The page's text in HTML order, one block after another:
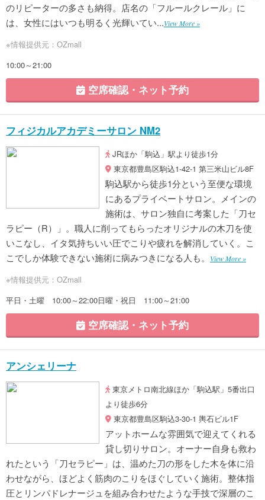
のリピーターの多さも納得。店名の「フルールクレール」に
は、女性にはいつも明るく光輝いてい...View More »
※情報提供元：OZmall
10:00～21:00
空席確認・ネット予約
フィジカルアカデミーサロン NM2
JRほか「駒込」駅より徒歩1分
東京都豊島区駒込1-42-1 第三米山ビル8F
駒込駅から徒歩1分という至便な環境
にあるプライベートサロン。メインの
施術は、サロン独自に考案した「刀セ
ラピー（R）」。職人に削ってもらったオリジナルの木刀を使
いこなし、イタ気持ちいい圧でこりや疲れを解消していく。こ
こでしか体験できない施術に病みつきになる人も。
View More »
※情報提供元：OZmall
平日・土曜 10:00～22:00日曜・祝日 11:00～21:00
空席確認・ネット予約
アンシェリーナ
東京メトロ南北線ほか「駒込駅」5番出口
より徒歩6分
東京都豊島区駒込3-30-1 輿石ビル1F
アットホームな雰囲気で迎えてくれる
貸し切りサロン。オーナー自身も救わ
れたという「刀セラピー」は、温めた刀の形をした木を体に沿
わせながら、ほどよく筋肉のこりをほぐしていく施術。整体指
圧とリンパドレナージュを組み合わせたような手技で深層のこ